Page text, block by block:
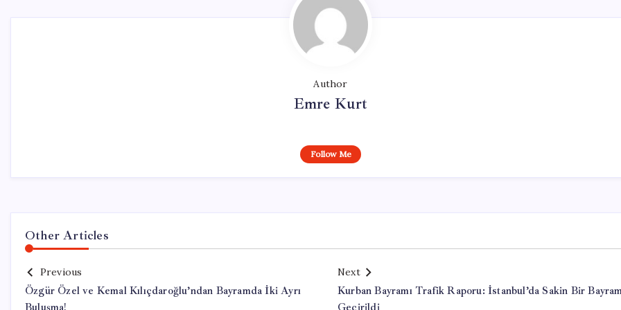
Author
Emre Kurt
Follow Me
Other Articles
Previous
Özgür Özel ve Kemal Kılıçdaroğlu’ndan Bayramda İki Ayrı
Next
Kurban Bayramı Trafik Raporu: İstanbul’da Sakin Bir